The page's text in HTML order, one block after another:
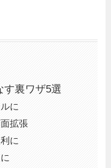
す裏ワザ5選
に
拡張
に